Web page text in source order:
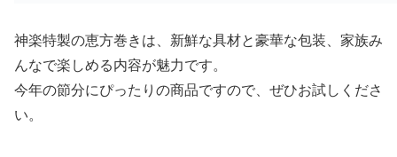
神楽特製の恵方巻きは、新鮮な具材と豪華な包装、家族み
んなで楽しめる内容が魅力です。
今年の節分にぴったりの商品ですので、ぜひお試しくださ
い。